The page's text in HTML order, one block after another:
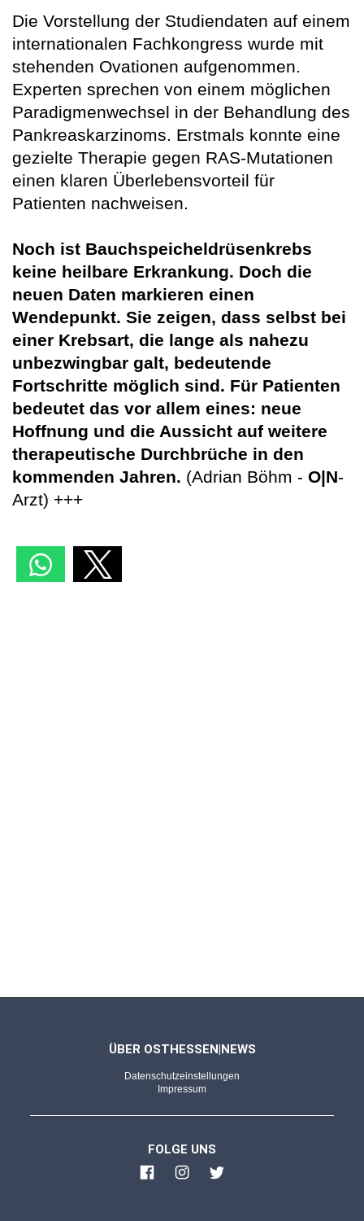
Die Vorstellung der Studiendaten auf einem
internationalen Fachkongress wurde mit
stehenden Ovationen aufgenommen.
Experten sprechen von einem möglichen
Paradigmenwechsel in der Behandlung des
Pankreaskarzinoms. Erstmals konnte eine
gezielte Therapie gegen RAS-Mutationen
einen klaren Überlebensvorteil für
Patienten nachweisen.
Noch ist Bauchspeicheldrüsenkrebs
keine heilbare Erkrankung. Doch die
neuen Daten markieren einen
Wendepunkt. Sie zeigen, dass selbst bei
einer Krebsart, die lange als nahezu
unbezwingbar galt, bedeutende
Fortschritte möglich sind. Für Patienten
bedeutet das vor allem eines: neue
Hoffnung und die Aussicht auf weitere
therapeutische Durchbrüche in den
kommenden Jahren. (Adrian Böhm - O|N-
Arzt) +++
ÜBER OSTHESSEN|NEWS
Datenschutzeinstellungen
Impressum
FOLGE UNS